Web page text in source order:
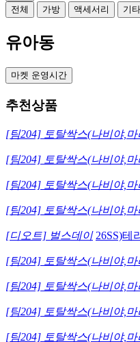
전체
가방 액세서리 기
유아동
마켓 운영시간
추천상품
[팀204] 토탈싹스(나비야,마
[팀204] 토탈싹스(나비야,마
[팀204] 토탈싹스(나비야,마
[팀204] 토탈싹스(나비야,마
[디오트] 벌스데이 26SS)테
[팀204] 토탈싹스(나비야,마
[팀204] 토탈싹스(나비야,마
[팀204] 토탈싹스(나비야,마
[팀204] 토탈싹스(나비야,마